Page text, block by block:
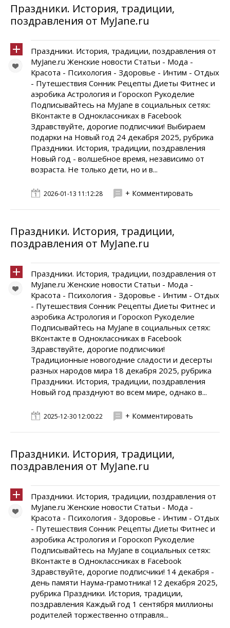
Праздники. История, традиции,
поздравления от MyJane.ru
Праздники. История, традиции, поздравления от
MyJane.ru Женские новости Статьи - Мода -
Красота - Психология - Здоровье - Интим - Отдых
- Путешествия Сонник Рецепты Диеты Фитнес и
аэробика Астрология и Гороскоп Рукоделие
Подписывайтесь на MyJane в социальных сетях:
ВКонтакте в Одноклассниках в Facebook
Здравствуйте, дорогие подписчики! Выбираем
подарки на Новый год 24 декабря 2025, рубрика
Праздники. История, традиции, поздравления
Новый год - волшебное время, независимо от
возраста. Не только дети, но и в...
2026-01-13 11:12:28 + Комментировать
Праздники. История, традиции,
поздравления от MyJane.ru
Праздники. История, традиции, поздравления от
MyJane.ru Женские новости Статьи - Мода -
Красота - Психология - Здоровье - Интим - Отдых
- Путешествия Сонник Рецепты Диеты Фитнес и
аэробика Астрология и Гороскоп Рукоделие
Подписывайтесь на MyJane в социальных сетях:
ВКонтакте в Одноклассниках в Facebook
Здравствуйте, дорогие подписчики!
Традиционные новогодние сладости и десерты
разных народов мира 18 декабря 2025, рубрика
Праздники. История, традиции, поздравления
Новый год празднуют во всем мире, однако в...
2025-12-30 12:00:22 + Комментировать
Праздники. История, традиции,
поздравления от MyJane.ru
Праздники. История, традиции, поздравления от
MyJane.ru Женские новости Статьи - Мода -
Красота - Психология - Здоровье - Интим - Отдых
- Путешествия Сонник Рецепты Диеты Фитнес и
аэробика Астрология и Гороскоп Рукоделие
Подписывайтесь на MyJane в социальных сетях:
ВКонтакте в Одноклассниках в Facebook
Здравствуйте, дорогие подписчики! 14 декабря -
день памяти Наума-грамотника! 12 декабря 2025,
рубрика Праздники. История, традиции,
поздравления Каждый год 1 сентября миллионы
родителей торжественно отправля...